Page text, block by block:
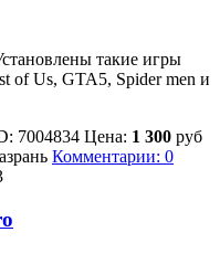
такие игры
of Us, GTA5, Spider men и
7004834 Цена: 1 300 руб
Комментарии: 0